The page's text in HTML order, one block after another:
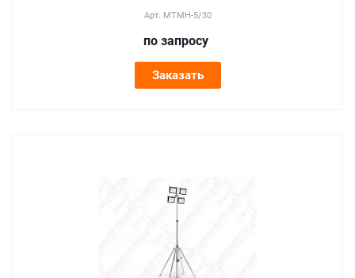
Арт. МТМН-5/30
по запросу
Заказать